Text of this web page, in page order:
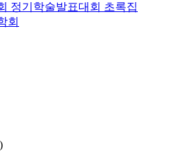
정기학술발표대회 초록집
회